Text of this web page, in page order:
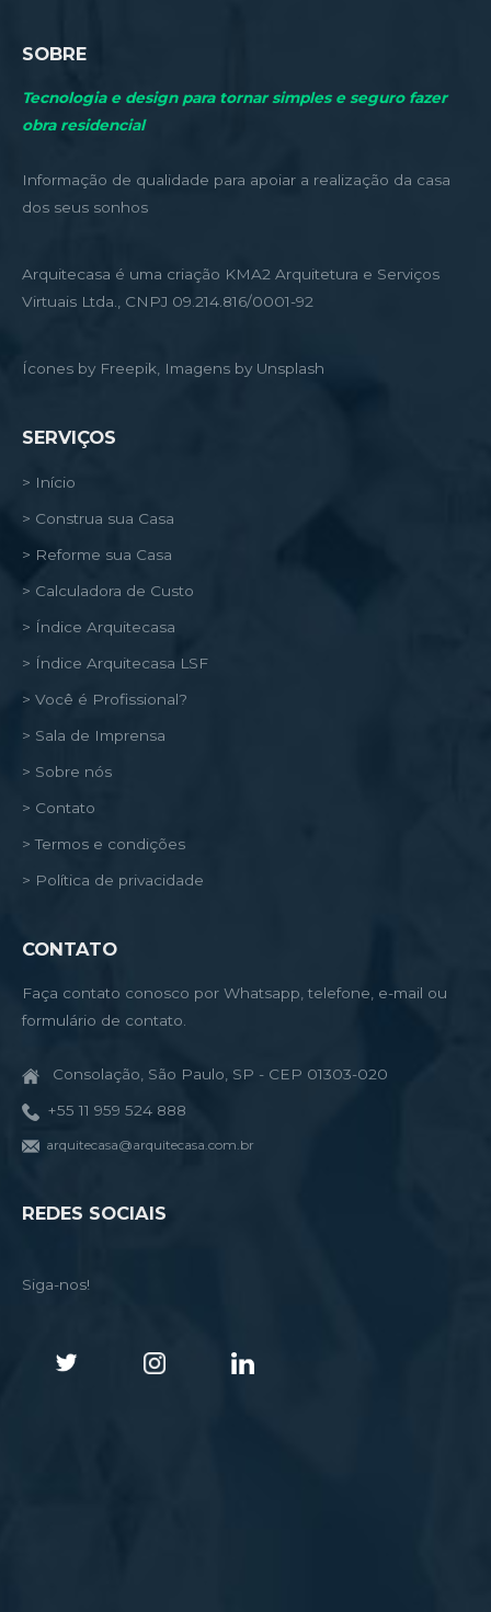
SOBRE
Tecnologia e design para tornar simples e seguro fazer
obra residencial
Informação de qualidade para apoiar a realização da casa
dos seus sonhos
Arquitecasa é uma criação KMA2 Arquitetura e Serviços
Virtuais Ltda., CNPJ 09.214.816/0001-92
Ícones by Freepik, Imagens by Unsplash
SERVIÇOS
> Início
> Construa sua Casa
> Reforme sua Casa
> Calculadora de Custo
> Índice Arquitecasa
> Índice Arquitecasa LSF
> Você é Profissional?
> Sala de Imprensa
> Sobre nós
> Contato
> Termos e condições
> Política de privacidade
CONTATO
Faça contato conosco por Whatsapp, telefone, e-mail ou
formulário de contato.
Consolação, São Paulo, SP - CEP 01303-020
+55 11 959 524 888
arquitecasa@arquitecasa.com.br
REDES SOCIAIS
Siga-nos!